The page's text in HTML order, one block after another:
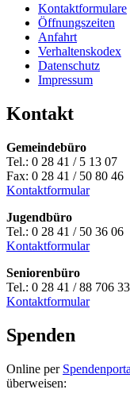
Kontaktformulare
Öffnungszeiten
Anfahrt
Verhaltenskodex
Datenschutz
Impressum
Kontakt
Gemeindebüro
Tel.: 0 28 41 / 5 13 07
Fax: 0 28 41 / 50 80 46
Kontaktformular
Jugendbüro
Tel.: 0 28 41 / 50 36 06
Kontaktformular
Seniorenbüro
Tel.: 0 28 41 / 88 706 33
Kontaktformular
Spenden
Online per
überweisen: